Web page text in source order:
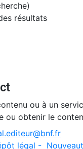
résultats
ou à un
ou obtenir le
légal -